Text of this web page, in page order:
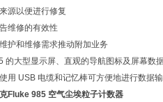
源以便进行修复
维修的有效性
护和维修需求推动附加业务
的大型显示屏、直观的导航图标及屏幕数
用 USB 电缆和记忆棒可方便地进行数据
Fluke 985 空气尘埃粒子计数器